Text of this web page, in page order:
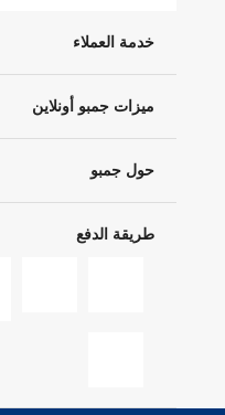
خدمة العملاء
ميزات جمبو أونلاين
حول جمبو
طريقة الدفع